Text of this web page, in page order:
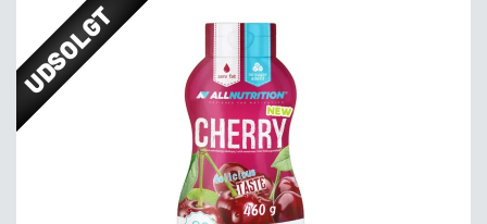
UDSOLGT